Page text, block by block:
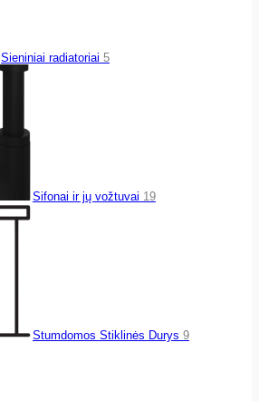
Sieniniai radiatoriai 5
Sifonai ir jų vožtuvai 19
Stumdomos Stiklinės Durys 9